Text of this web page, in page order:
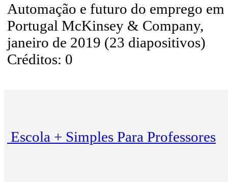
Automação e futuro do emprego em
Portugal McKinsey & Company,
janeiro de 2019 (23 diapositivos)
Créditos: 0
Escola + Simples Para Professores